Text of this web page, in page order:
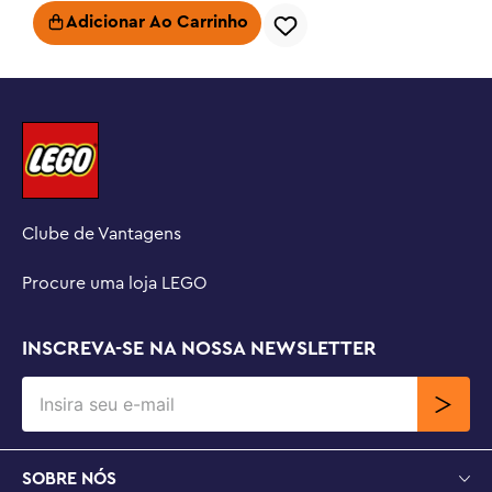
• Medidas – Cada caule de narciso mede mais de 30 cm
de altura
Adicionar Ao Carrinho